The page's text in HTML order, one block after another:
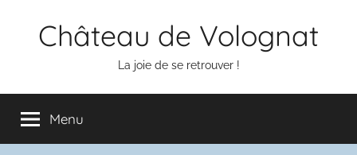
Château de Volognat
La joie de se retrouver !
Menu